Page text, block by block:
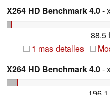
X264 HD Benchmark 4.0-
88.5
+ 1 mas detalles +
X264 HD Benchmark 4.0-